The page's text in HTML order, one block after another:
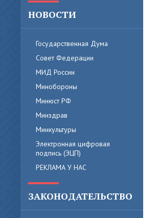
НОВОСТИ
Государственная Дума
Совет Федерации
МИД России
Минобороны
Минюст РФ
Минздрав
Минкультуры
Электронная цифровая
подпись (ЭЦП)
РЕКЛАМА У НАС
ЗАКОНОДАТЕЛЬСТВО